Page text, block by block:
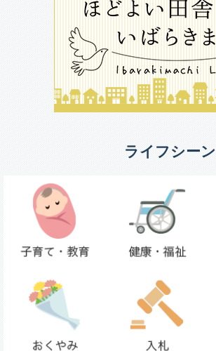
ライフシーン